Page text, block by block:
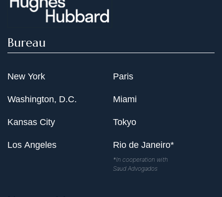
Bureau
New York
Washington, D.C.
Kansas City
Los Angeles
Paris
Miami
Tokyo
Rio de Janeiro*
*In cooperation with
Saud Advogados